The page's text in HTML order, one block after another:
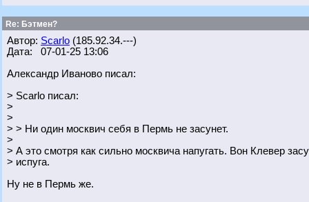
Re: Бэтмен?
Автор: Scarlo (185.92.34.---)
Дата: 07-01-25 13:06
Александр Иваново писал:
> Scarlo писал:
>
>
> > Ни один москвич себя в Пермь не засунет.
>
> А это смотря как сильно москвича напугать. Вон Клевер
> испуга.
Ну не в Пермь же.